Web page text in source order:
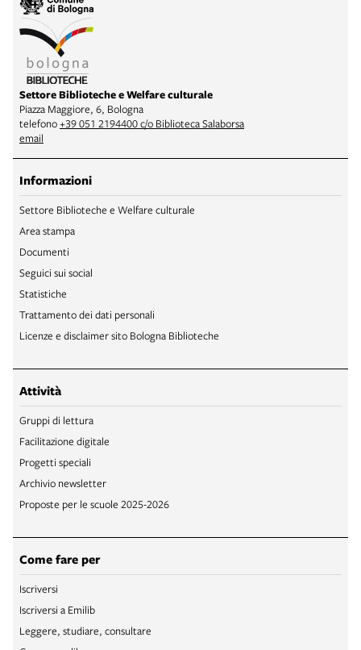
Settore Biblioteche e Welfare culturale
Piazza Maggiore, 6, Bologna
telefono+39 051 2194400 c/o Biblioteca Salaborsa
email
Informazioni
Settore Biblioteche e Welfare culturale
Area stampa
Documenti
Seguici sui social
Statistiche
Trattamento dei dati personali
Licenze e disclaimer sito Bologna Biblioteche
Attività
Gruppi di lettura
Facilitazione digitale
Progetti speciali
Archivio newsletter
Proposte per le scuole 2025-2026
Come fare per
Iscriversi
Iscriversi a Emilib
Leggere, studiare, consultare